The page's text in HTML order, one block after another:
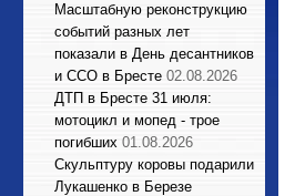
Масштабную реконструкцию
событий разных лет
показали в День десантников
и ССО в Бресте 02.08.2026
ДТП в Бресте 31 июля:
мотоцикл и мопед - трое
погибших 01.08.2026
Cкульптуру коровы подарили
Лукашенко в Березе